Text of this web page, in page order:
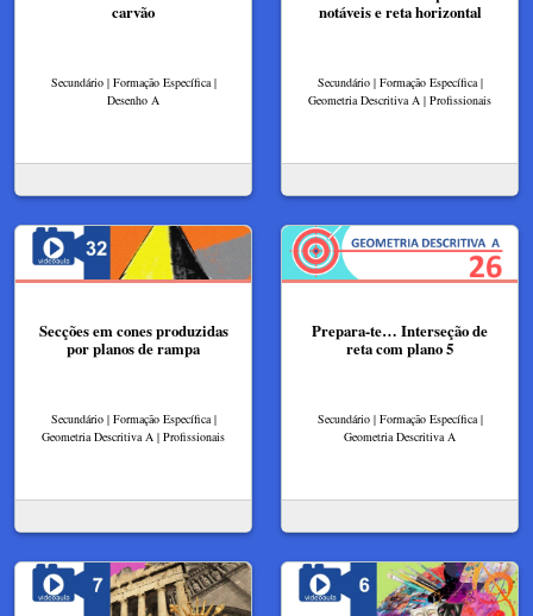
carvão
Secundário | Formação Específica |
Desenho A
notáveis e reta horizontal
Secundário | Formação Específica |
Geometria Descritiva A | Profissionais
Secções em cones produzidas
por planos de rampa
Secundário | Formação Específica |
Geometria Descritiva A | Profissionais
Prepara-te… Interseção de
reta com plano 5
Secundário | Formação Específica |
Geometria Descritiva A